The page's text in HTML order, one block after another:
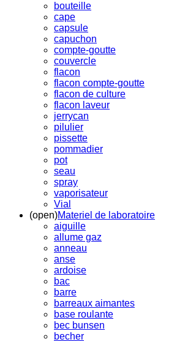
bouteille
cape
capsule
capuchon
compte-goutte
couvercle
flacon
flacon compte-goutte
flacon de culture
flacon laveur
jerrycan
pilulier
pissette
pommadier
pot
seau
spray
vaporisateur
Vial
(open)Materiel de laboratoire
aiguille
allume gaz
anneau
anse
ardoise
bac
barre
barreaux aimantes
base roulante
bec bunsen
becher